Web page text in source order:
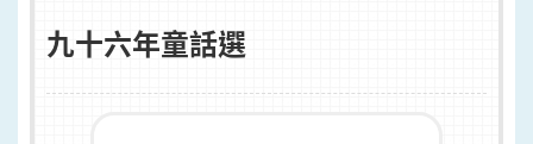
九十六年童話選